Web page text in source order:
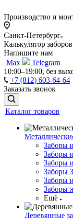
Производство и
Санкт-Петербург
Калькулятор заборов
Напишите нам
Max
Telegram
10:00–19:00, без
+7 (812) 603-64-64
Заказать звонок
Каталог товаров
Заборы
Заборы
Заборы
Заборы
Заборы
Заборы
Ещё
Деревянные